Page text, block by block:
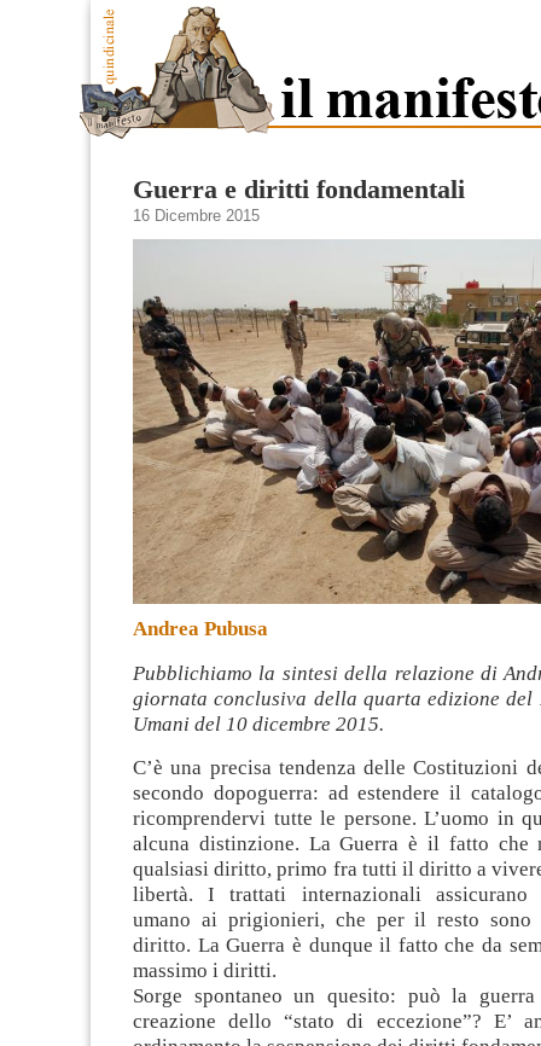
Guerra e diritti fondamentali
16 Dicembre 2015
Andrea Pubusa
Pubblichiamo la sintesi della relazione di
giornata conclusiva della quarta edizione
Umani del 10 dicembre 2015.
C’è una precisa tendenza delle Costituzioni
secondo dopoguerra: ad estendere il
ricomprendervi tutte le persone. L’uomo in
alcuna distinzione. La Guerra è il fatto che
qualsiasi diritto, primo fra tutti il diritto a
libertà. I trattati internazionali assicurano
umano ai prigionieri, che per il resto
diritto. La Guerra è dunque il fatto che da
massimo i diritti.
Sorge spontaneo un quesito: può la
creazione dello “stato di eccezione”? E’